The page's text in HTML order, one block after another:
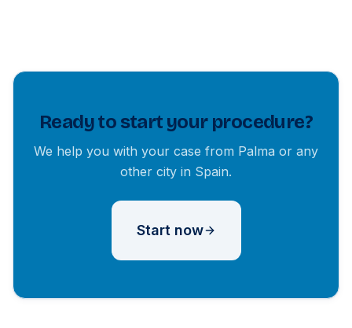
Ready to start your procedure?
We help you with your case from Palma or any
other city in Spain.
Start now